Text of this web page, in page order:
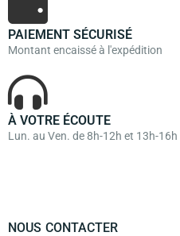
PAIEMENT SÉCURISÉ
Montant encaissé à l'expédition
À VOTRE ÉCOUTE
Lun. au Ven. de 8h-12h et 13h-16h
NOUS CONTACTER